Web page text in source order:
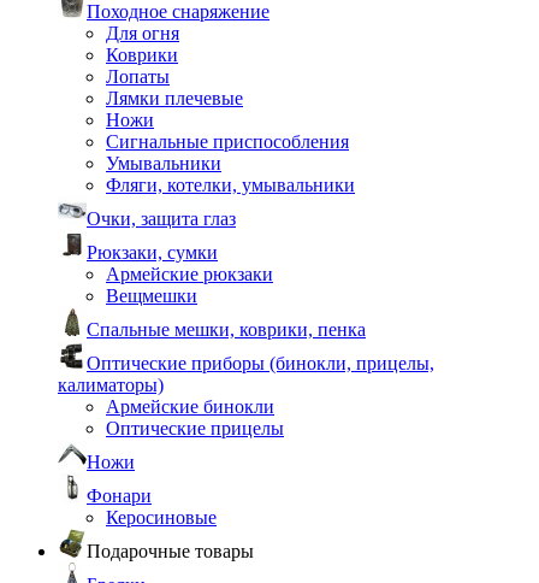
Походное снаряжение
Для огня
Коврики
Лопаты
Лямки плечевые
Ножи
Сигнальные приспособления
Умывальники
Фляги, котелки, умывальники
Очки, защита глаз
Рюкзаки, сумки
Армейские рюкзаки
Вещмешки
Спальные мешки, коврики, пенка
Оптические приборы (бинокли, прицелы,
калиматоры)
Армейские бинокли
Оптические прицелы
Ножи
Фонари
Керосиновые
Подарочные товары